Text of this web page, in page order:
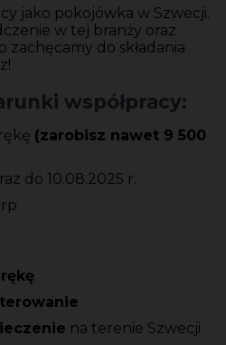
jako pokojówka w Szwecji.
w tej branży oraz
zachęcamy do składania
współpracy:
(zarobisz nawet 9 500
do 10.08.2025 r.
na terenie Szwecji